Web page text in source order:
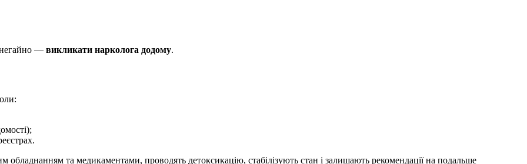
негайно — викликати нарколога додому.
обладнанням та медикаментами, проводять детоксикацію, стабілізують стан і залишають рекомендації на подальше